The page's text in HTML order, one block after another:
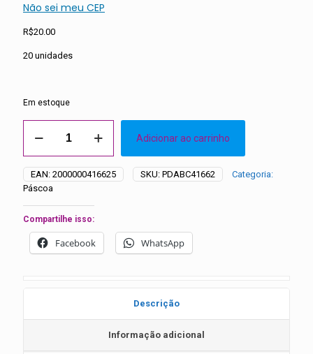
Não sei meu CEP
R$20.00
20 unidades
Em estoque
Médios
Organza
com
Apliques
Ovos
de
Páscoa
Adicionar ao carrinho
EAN: 2000000416625 SKU: PDABC41662
Categoria:
Páscoa
Compartilhe isso:
Facebook WhatsApp
Descrição
Informação adicional